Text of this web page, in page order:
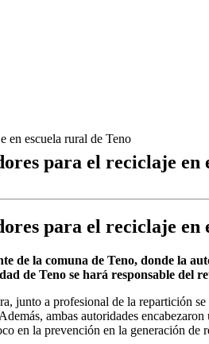
en escuela rural de Teno
para el reciclaje en
para el reciclaje en
de la comuna de Teno, donde la
de Teno se hará responsable del
a profesional de la repartición
ambas autoridades
en la prevención en la generación de